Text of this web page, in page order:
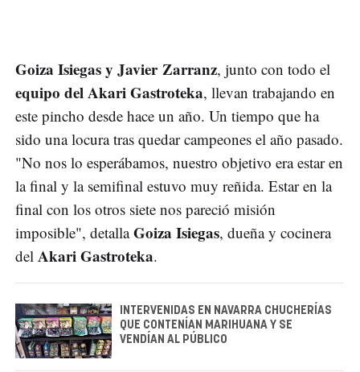
Goiza Isiegas y Javier Zarranz, junto con todo el
equipo del Akari Gastroteka, llevan trabajando en
este pincho desde hace un año. Un tiempo que ha
sido una locura tras quedar campeones el año pasado.
"No nos lo esperábamos, nuestro objetivo era estar en
la final y la semifinal estuvo muy reñida. Estar en la
final con los otros siete nos pareció misión
imposible", detallaGoiza Isiegas, dueña y cocinera
del Akari Gastroteka.
INTERVENIDAS EN NAVARRA CHUCHERÍAS
QUE CONTENÍAN MARIHUANA Y SE
VENDÍAN AL PÚBLICO